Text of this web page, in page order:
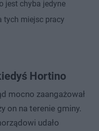
jest chyba jedyne
tych miejsc pracy
Hortino
mocno zaangażował
on na terenie gminy.
udało